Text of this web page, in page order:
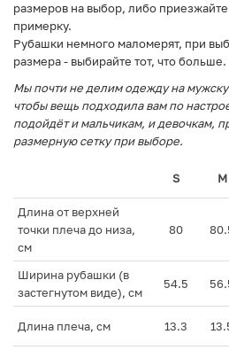
размеров на выбор, либо
примерку.
Рубашки немного маломерят, при
размера - выбирайте тот, что больше.
Мы почти не делим одежду на
чтобы вещь подходила вам по
подойдёт и мальчикам, и девочкам,
размерную сетку при выборе.
S M
Длина от верхней
точки плеча до низа,
см
80
Ширина рубашки (в
застегнутом виде), см
54.5
Длина плеча, см 13.3